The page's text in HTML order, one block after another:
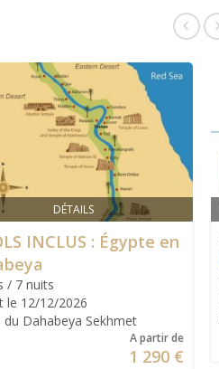
DÉTAILS
INCLUS : Égypte en
/ 7 nuits
le 12/12/2026
du Dahabeya Sekhmet
A partir de
1 290 €